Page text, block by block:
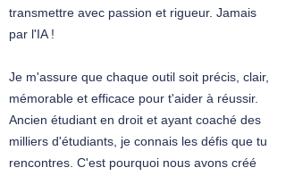
transmettre avec passion et rigueur. Jamais
par l'IA !
Je m'assure que chaque outil soit précis, clair,
mémorable et efficace pour t'aider à réussir.
Ancien étudiant en droit et ayant coaché des
milliers d'étudiants, je connais les défis que tu
rencontres. C'est pourquoi nous avons créé